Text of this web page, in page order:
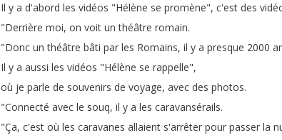
Il y a d'abord les vidéos "Hélène se promène", c'est des
"Derrière moi, on voit un théâtre romain.
"Donc un théâtre bâti par les Romains, il y a presque 2000
Il y a aussi les vidéos "Hélène se rappelle",
où je parle de souvenirs de voyage, avec des photos.
"Connecté avec le souq, il y a les caravansérails.
"Ça, c'est où les caravanes allaient s'arrêter pour passer la